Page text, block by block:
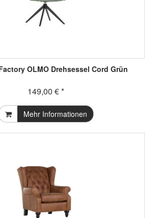
OLMO Drehsessel Cord Grün
149,00 € *
Mehr Informationen